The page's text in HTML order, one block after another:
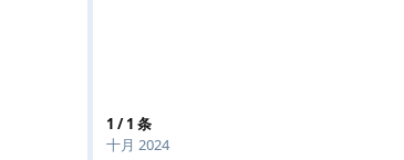
1 /1 条
十月 2024